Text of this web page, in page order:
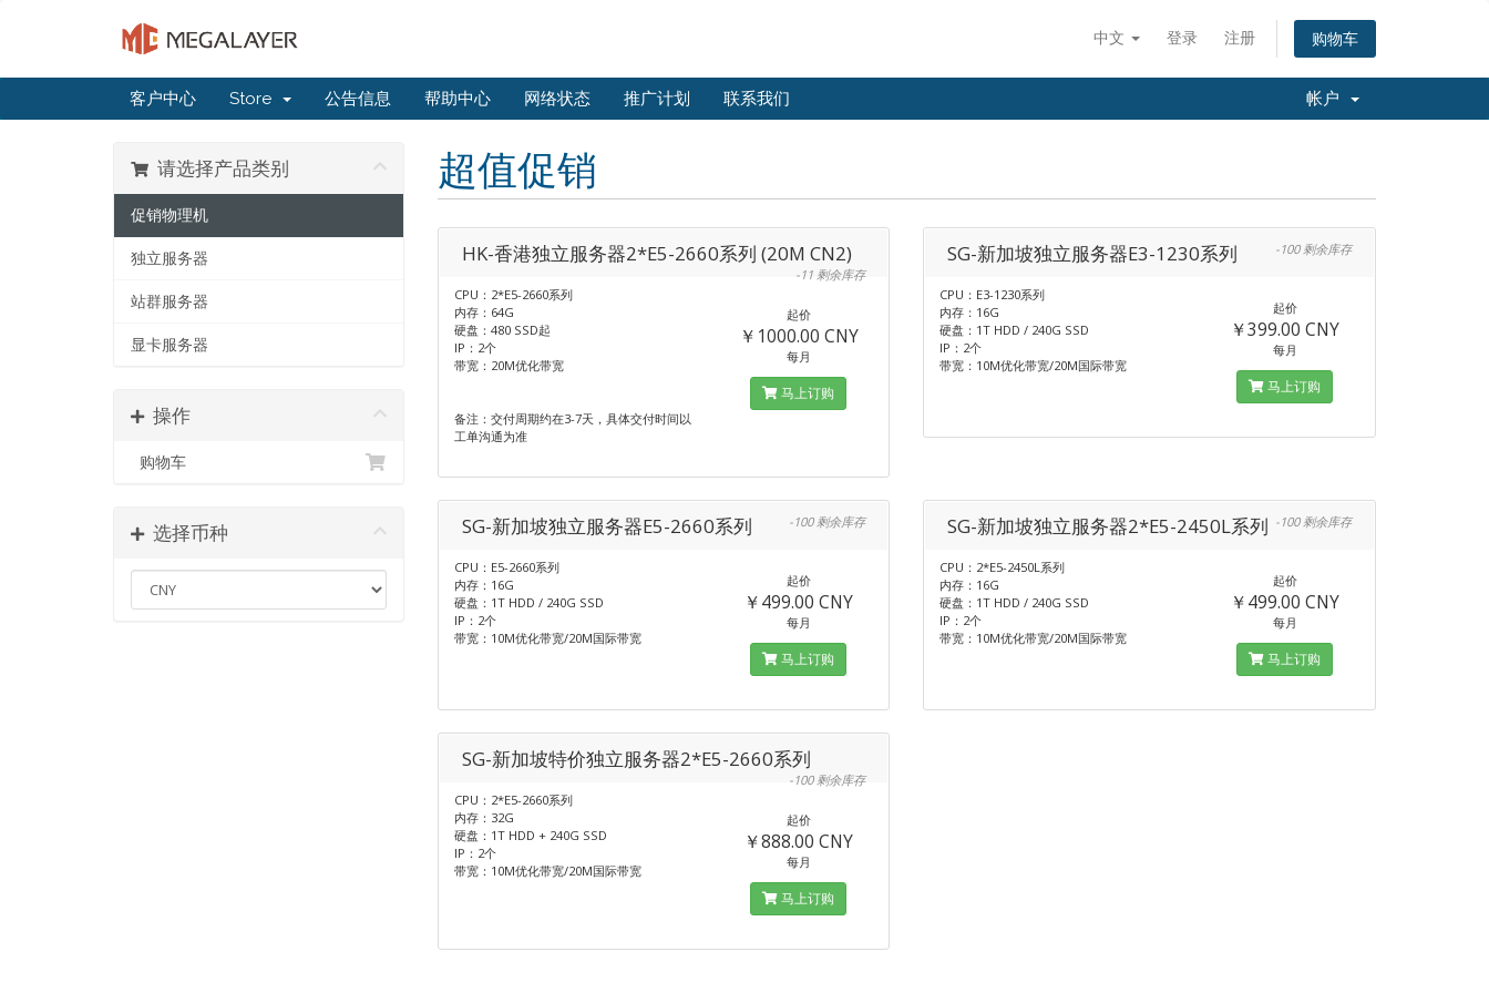
中文 登录 注册 购物车
客户中心 Store 公告信息 帮助中心 网络状态 推广计划 联系我们 帐户
超值促销
请选择产品类别
促销物理机
独立服务器
站群服务器
显卡服务器
操作
购物车
选择币种
HK-香港独立服务器2*E5-2660系列 (20M CN2)
-11 剩余库存
CPU：2*E5-2660系列
内存：64G
硬盘：480 SSD起
IP：2个
带宽：20M优化带宽
备注：交付周期约在3-7天，具体交付时间以
工单沟通为准
起价
￥1000.00 CNY
每月
马上订购
SG-新加坡独立服务器E3-1230系列 -100 剩余库存
CPU：E3-1230系列
内存：16G
硬盘：1T HDD / 240G SSD
IP：2个
带宽：10M优化带宽/20M国际带宽
起价
￥399.00 CNY
每月
马上订购
SG-新加坡独立服务器E5-2660系列 -100 剩余库存
CPU：E5-2660系列
内存：16G
硬盘：1T HDD / 240G SSD
IP：2个
带宽：10M优化带宽/20M国际带宽
起价
￥499.00 CNY
每月
马上订购
SG-新加坡独立服务器2*E5-2450L系列 -100 剩余库存
CPU：2*E5-2450L系列
内存：16G
硬盘：1T HDD / 240G SSD
IP：2个
带宽：10M优化带宽/20M国际带宽
起价
￥499.00 CNY
每月
马上订购
SG-新加坡特价独立服务器2*E5-2660系列
-100 剩余库存
CPU：2*E5-2660系列
内存：32G
硬盘：1T HDD + 240G SSD
IP：2个
带宽：10M优化带宽/20M国际带宽
起价
￥888.00 CNY
每月
马上订购